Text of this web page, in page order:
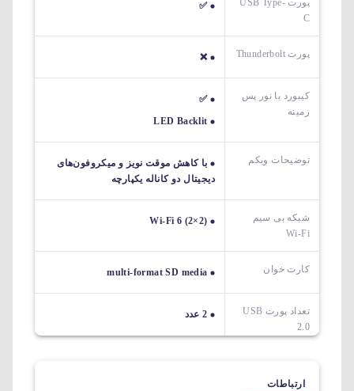
پورت USB Type-
C
✅
پورت Thunderbolt ❌
کیبورد با نور پس
زمینه
✅
LED Backlit
توضیحات وبکم
با کاهش موقت نویز و میکروفون‌های
دیجیتال دو کاناله یکپارچه
شبکه بی سیم
Wi-Fi
Wi-Fi 6 (2×2)
کارت خوان multi-format SD media
تعداد پورت USB
2.0
2 عدد
ارتباطات